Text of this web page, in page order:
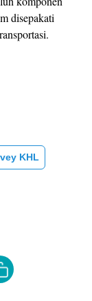
disepakati
KHL